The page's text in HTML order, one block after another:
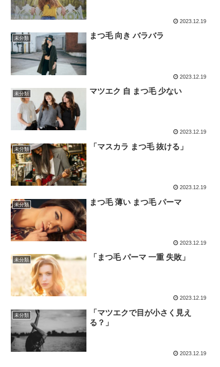
2023.12.19
未分類 まつ毛 向き バラバラ
2023.12.19
未分類 マツエク 自 まつ毛 少ない
2023.12.19
未分類 「マスカラ まつ毛 抜ける」
2023.12.19
未分類 まつ毛 薄い まつ毛 パーマ
2023.12.19
未分類 「まつ毛 パーマ 一重 失敗」
2023.12.19
未分類
「マツエクで目が小さく見え
る？」
2023.12.19